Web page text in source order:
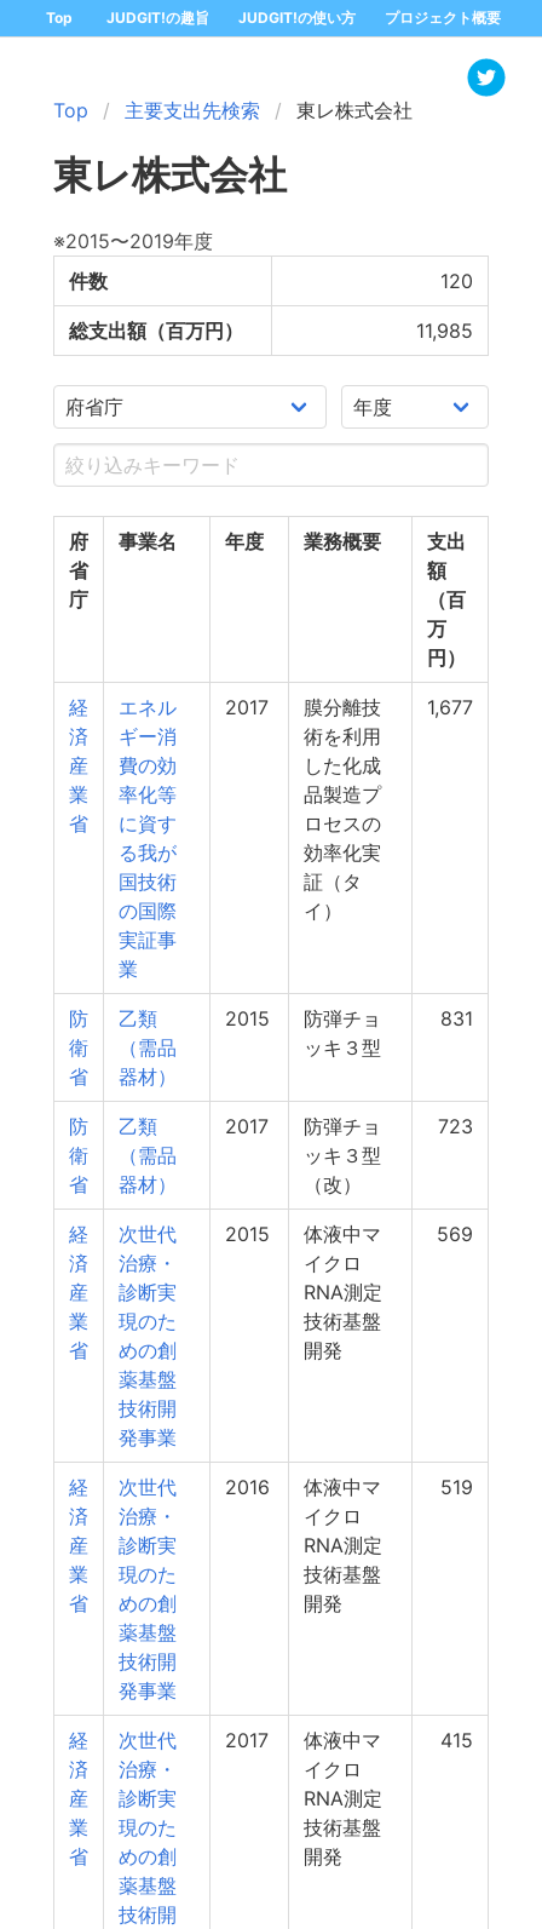
Top JUDGIT!の趣旨 JUDGIT!の使い方 プロジェクト概要
Top 主要支出先検索 東レ株式会社
東レ株式会社
※2015〜2019年度
件数
120
総支出額（百万円） 11,985
府
省
庁
事業名 年度 業務概要
支出
額
（百
万
円）
経
済
産
業
省
エネル
ギー消
費の効
率化等
に資す
る我が
国技術
の国際
実証事
業
2017
膜分離技
術を利用
した化成
品製造プ
ロセスの
効率化実
証（タ
イ）
1,677
防
衛
省
乙類
（需品
器材）
2015
防弾チョ
ッキ３型
831
防
衛
省
乙類
（需品
器材）
2017
防弾チョ
ッキ３型
（改）
723
経
済
産
業
省
次世代
治療・
診断実
現のた
めの創
薬基盤
技術開
発事業
2015
体液中マ
イクロ
RNA測定
技術基盤
開発
569
経
済
産
業
省
次世代
治療・
診断実
現のた
めの創
薬基盤
技術開
発事業
2016
体液中マ
イクロ
RNA測定
技術基盤
開発
519
経
済
産
業
省
次世代
治療・
診断実
現のた
めの創
薬基盤
技術開
2017
体液中マ
イクロ
RNA測定
技術基盤
開発
415